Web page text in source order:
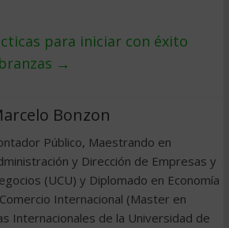
para iniciar con éxito
→
Bonzon
Público, Maestrando en
y Dirección de Empresas y
(UCU) y Diplomado en Economía
Internacional (Master en
Internacionales de la Universidad de